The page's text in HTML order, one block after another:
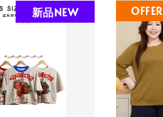
新品NEW OFFER